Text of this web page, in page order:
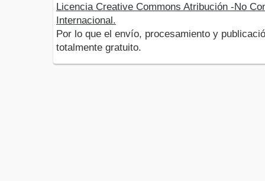
Licencia Creative Commons Atribución -No
Internacional.
Por lo que el envío, procesamiento y
totalmente gratuito.